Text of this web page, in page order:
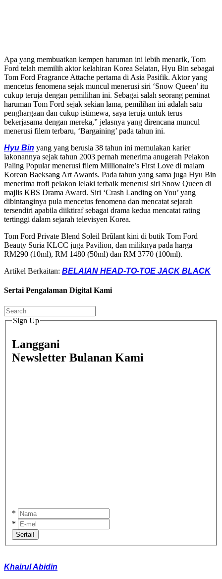
Apa yang membuatkan kempen haruman ini lebih menarik, Tom
Ford telah memilih aktor kelahiran Korea Selatan, Hyu Bin sebagai
Tom Ford Fragrance Attache pertama di Asia Pasifik. Aktor yang
mencetus fenomena sejak muncul menerusi siri ‘Snow Queen’ itu
cukup teruja dengan pemilihan ini. Sebagai salah seorang peminat
haruman Tom Ford sejak sekian lama, pemilihan ini adalah satu
penghargaan dan cukup istimewa, saya teruja untuk terus
bekerjasama dengan mereka,” jelasnya yang direncana muncul
menerusi filem terbaru, ‘Bargaining’ pada tahun ini.
Hyu Bin yang yang berusia 38 tahun ini memulakan karier
lakonannya sejak tahun 2003 pernah menerima anugerah Pelakon
Paling Popular menerusi filem Millionaire’s First Love di malam
Korean Baeksang Art Awards. Pada tahun yang sama juga Hyu Bin
menerima trofi pelakon lelaki terbaik menerusi siri Snow Queen di
majlis KBS Drama Award. Siri ‘Crash Landing on You’ yang
dibintanginya pula mencetus fenomena dan mencatat sejarah
tersendiri apabila diiktiraf sebagai drama kedua mencatat rating
tertinggi dalam sejarah televisyen Korea.
Tom Ford Private Blend Soleil Brûlant kini di butik Tom Ford
Beauty Suria KLCC juga Pavilion, dan miliknya pada harga
RM290 (10ml), RM 1480 (50ml) dan RM 3770 (100ml).
Artikel Berkaitan: BELAIAN HEAD-TO-TOE JACK BLACK
Sertai Pengalaman Digital Kami
Sign Up
Langgani
Newsletter Bulanan Kami
*
*
Sertai!
Khairul Abidin